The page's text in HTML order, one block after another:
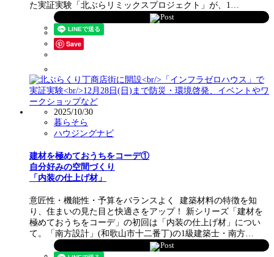
た実証実験「北ぶらリミックスプロジェクト」が、1…
Post
Save
2025/10/30
暮らそら
ハウジングナビ
建材を極めておうちをコーデ①
自分好みの空間づくり
「内装の仕上げ材」
意匠性・機能性・予算をバランスよく 建築材料の特徴を知
り、住まいの見た目と快適さをアップ！ 新シリーズ「建材を
極めておうちをコーデ」の初回は「内装の仕上げ材」につい
て。「南方設計」(和歌山市十二番丁)の1級建築士・南方…
Post